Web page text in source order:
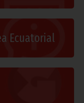
Ecuatorial